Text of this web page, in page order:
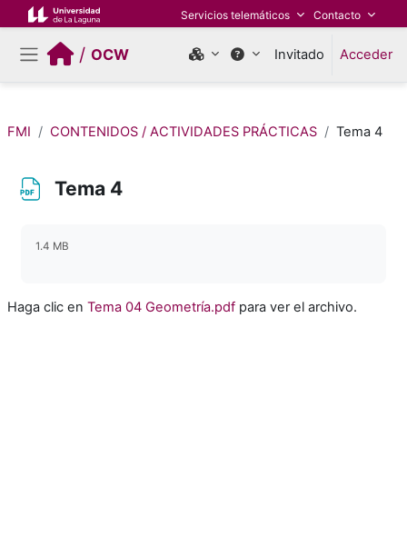
Salta al contenido principal Servicios telemáticos Contacto
Panel lateral
/OCW Invitado Acceder
FMI CONTENIDOS / ACTIVIDADES PRÁCTICAS Tema 4
Tema 4
1.4 MB
Haga clic en Tema 04 Geometría.pdf para ver el archivo.